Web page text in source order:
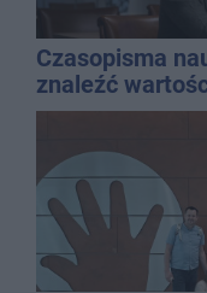
Czasopisma
znaleźć